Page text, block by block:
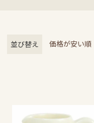
並び替え 価格が安い順